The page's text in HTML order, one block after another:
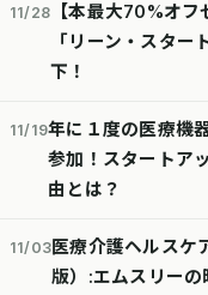
11/28
【本最大70%オ
「リーン・スタ
下！
11/19年に１度の医療機
参加！スタートア
由とは？
11/03医療介護ヘルスケ
版）:エムスリー